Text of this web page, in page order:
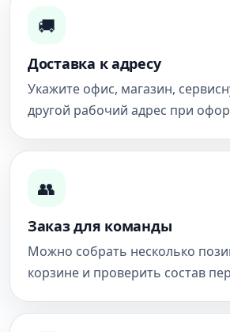
🚚
Доставка к адресу
Укажите офис, магазин,
другой рабочий адрес при
👥
Заказ для команды
Можно собрать несколько
корзине и проверить состав